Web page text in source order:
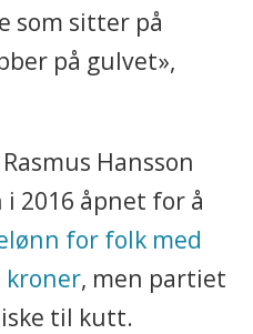
som sitter på
på gulvet»,
Hansson
2016 åpnet for å
for folk med
kroner, men partiet
til kutt.